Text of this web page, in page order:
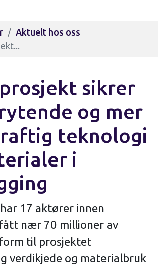
Aktuelt hos oss
sikrer
og mer
teknologi
i
17 aktører innen
nær 70 millioner av
til prosjektet
verdikjede og materialbruk